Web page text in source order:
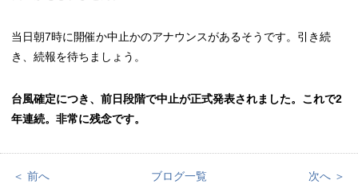
当日朝7時に開催か中止かのアナウンスがあるそうです。引き続
き、続報を待ちましょう。
台風確定につき、前日段階で中止が正式発表されました。これで2
年連続。非常に残念です。
＜ 前へ ブログ一覧 次へ ＞